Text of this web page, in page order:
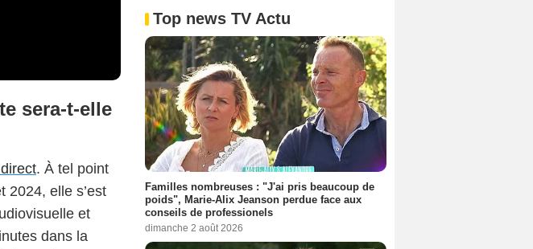
sera-t-elle
. À tel point
2024, elle s’est
et
dans la
Top news TV Actu
Familles nombreuses : "J'ai pris beaucoup de
poids", Marie-Alix Jeanson perdue face aux
conseils de professionels
dimanche 2 août 2026